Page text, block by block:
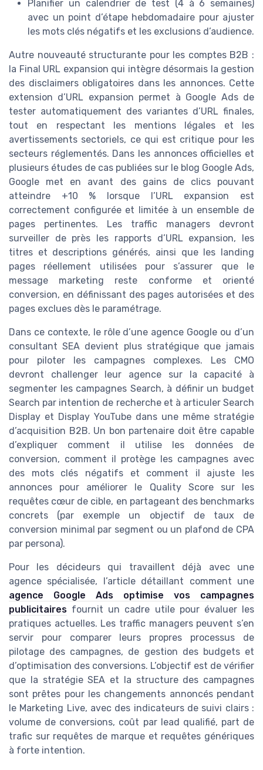
Planifier un calendrier de test (4 à 6 semaines)
avec un point d’étape hebdomadaire pour ajuster
les mots clés négatifs et les exclusions d’audience.
Autre nouveauté structurante pour les comptes B2B :
la Final URL expansion qui intègre désormais la gestion
des disclaimers obligatoires dans les annonces. Cette
extension d’URL expansion permet à Google Ads de
tester automatiquement des variantes d’URL finales,
tout en respectant les mentions légales et les
avertissements sectoriels, ce qui est critique pour les
secteurs réglementés. Dans les annonces officielles et
plusieurs études de cas publiées sur le blog Google Ads,
Google met en avant des gains de clics pouvant
atteindre +10 % lorsque l’URL expansion est
correctement configurée et limitée à un ensemble de
pages pertinentes. Les traffic managers devront
surveiller de près les rapports d’URL expansion, les
titres et descriptions générés, ainsi que les landing
pages réellement utilisées pour s’assurer que le
message marketing reste conforme et orienté
conversion, en définissant des pages autorisées et des
pages exclues dès le paramétrage.
Dans ce contexte, le rôle d’une agence Google ou d’un
consultant SEA devient plus stratégique que jamais
pour piloter les campagnes complexes. Les CMO
devront challenger leur agence sur la capacité à
segmenter les campagnes Search, à définir un budget
Search par intention de recherche et à articuler Search
Display et Display YouTube dans une même stratégie
d’acquisition B2B. Un bon partenaire doit être capable
d’expliquer comment il utilise les données de
conversion, comment il protège les campagnes avec
des mots clés négatifs et comment il ajuste les
annonces pour améliorer le Quality Score sur les
requêtes cœur de cible, en partageant des benchmarks
concrets (par exemple un objectif de taux de
conversion minimal par segment ou un plafond de CPA
par persona).
Pour les décideurs qui travaillent déjà avec une
agence spécialisée, l’article détaillant comment une
agence Google Ads optimise vos campagnes
publicitaires fournit un cadre utile pour évaluer les
pratiques actuelles. Les traffic managers peuvent s’en
servir pour comparer leurs propres processus de
pilotage des campagnes, de gestion des budgets et
d’optimisation des conversions. L’objectif est de vérifier
que la stratégie SEA et la structure des campagnes
sont prêtes pour les changements annoncés pendant
le Marketing Live, avec des indicateurs de suivi clairs :
volume de conversions, coût par lead qualifié, part de
trafic sur requêtes de marque et requêtes génériques
à forte intention.